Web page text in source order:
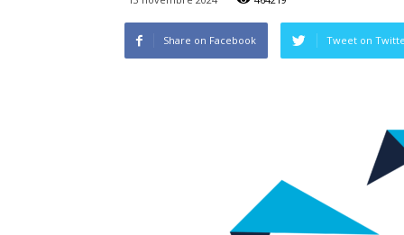
Share on Facebook Tweet on